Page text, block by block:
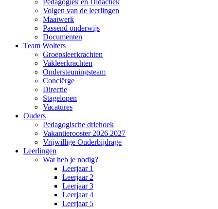
Volgen van de leerlingen
Maatwerk
Passend onderwijs
Documenten
Team Wolters
Groepsleerkrachten
Vakleerkrachten
Ondersteuningsteam
Conciërge
Directie
Stagelopen
Vacatures
Ouders
Pedagogische driehoek
Vakantierooster 2026 2027
Vrijwillige Ouderbijdrage
Leerlingen
Wat heb je nodig?
Leerjaar 1
Leerjaar 2
Leerjaar 3
Leerjaar 4
Leerjaar 5